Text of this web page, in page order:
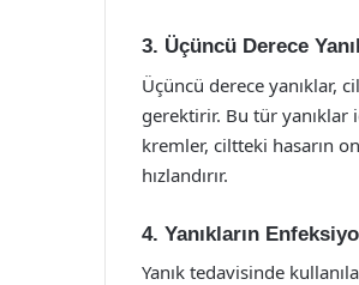
3. Üçüncü Derece
Üçüncü derece yanıklar,
gerektirir. Bu tür yanıklar
kremler, ciltteki hasarın
hızlandırır.
4. Yanıkların
Yanık tedavisinde